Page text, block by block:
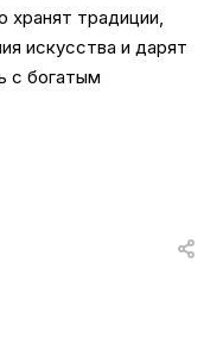
традиции,
искусства и дарят
с богатым